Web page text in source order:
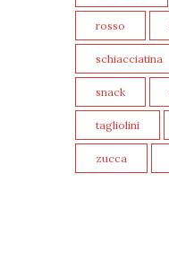
rosso
schiacciatina
snack
tagliolini
zucca